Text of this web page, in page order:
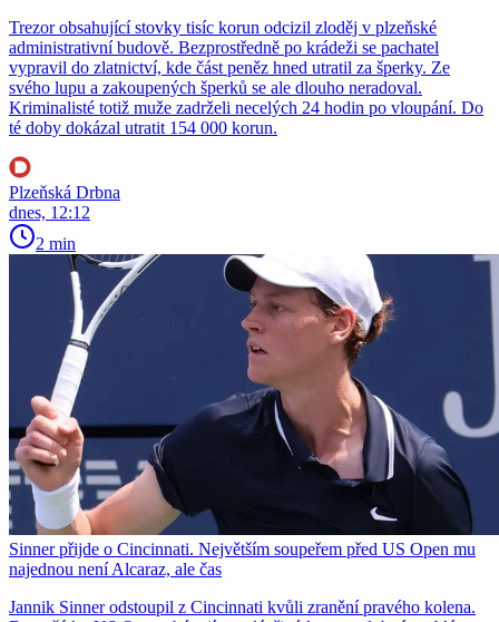
Trezor obsahující stovky tisíc korun odcizil zloděj v plzeňské
administrativní budově. Bezprostředně po krádeži se pachatel
vypravil do zlatnictví, kde část peněz hned utratil za šperky. Ze
svého lupu a zakoupených šperků se ale dlouho neradoval.
Kriminalisté totiž muže zadrželi necelých 24 hodin po vloupání. Do
té doby dokázal utratit 154 000 korun.
Plzeňská Drbna
dnes, 12:12
2 min
Sinner přijde o Cincinnati. Největším soupeřem před US Open mu
najednou není Alcaraz, ale čas
Jannik Sinner odstoupil z Cincinnati kvůli zranění pravého kolena.